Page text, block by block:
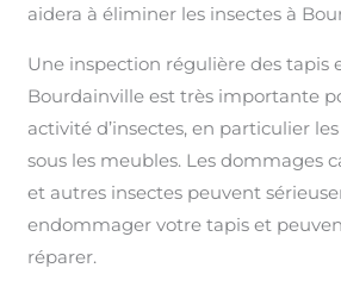
aidera à éliminer les insectes à
Une inspection régulière des tapis
Bourdainville est très importante
activité d’insectes, en particulier
sous les meubles. Les dommages
et autres insectes peuvent
endommager votre tapis et
réparer.